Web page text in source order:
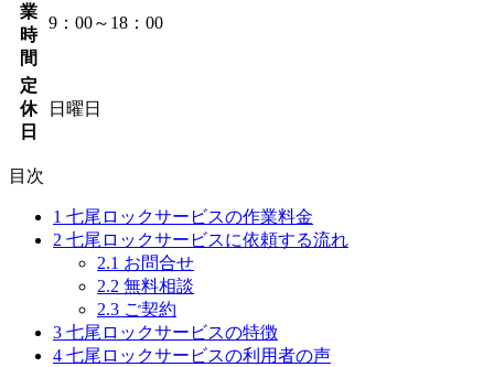
業
時
間
9：00～18：00
定
休
日
日曜日
目次
1 七尾ロックサービスの作業料金
2 七尾ロックサービスに依頼する流れ
2.1 お問合せ
2.2 無料相談
2.3 ご契約
3 七尾ロックサービスの特徴
4 七尾ロックサービスの利用者の声